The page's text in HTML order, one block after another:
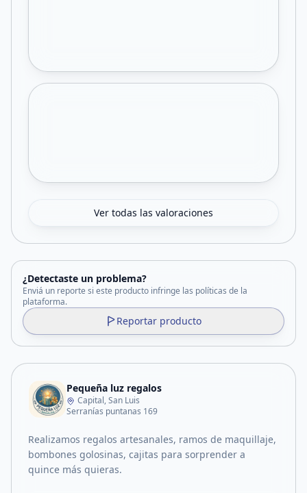
Ver todas las valoraciones
¿Detectaste un problema?
Enviá un reporte si este producto infringe las políticas de la
plataforma.
Reportar producto
Pequeña luz regalos
Capital, San Luis
Serranías puntanas 169
Realizamos regalos artesanales, ramos de maquillaje,
bombones golosinas, cajitas para sorprender a
quince más quieras.